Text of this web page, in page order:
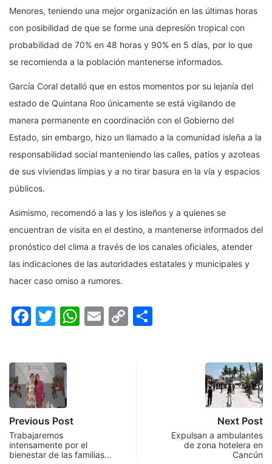
Menores, teniendo una mejor organización en las últimas horas
con posibilidad de que se forme una depresión tropical con
probabilidad de 70% en 48 horas y 90% en 5 días, por lo que
se recomienda a la población mantenerse informados.
García Coral detalló que en estos momentos por su lejanía del
estado de Quintana Roo únicamente se está vigilando de
manera permanente en coordinación con el Gobierno del
Estado, sin embargo, hizo un llamado a la comunidad isleña a la
responsabilidad social manteniendo las calles, patios y azoteas
de sus viviendas limpias y a no tirar basura en la vía y espacios
públicos.
Asimismo, recomendó a las y los isleños y a quienes se
encuentran de visita en el destino, a mantenerse informados del
pronóstico del clima a través de los canales oficiales, atender
las indicaciones de las autoridades estatales y municipales y
hacer caso omiso a rumores.
Facebook
Twitter
WhatsApp
Email
Copy
Previous Post
Trabajaremos
intensamente por el
bienestar de las familias…
Next Post
Expulsan a ambulantes
de zona hotelera en
Cancún